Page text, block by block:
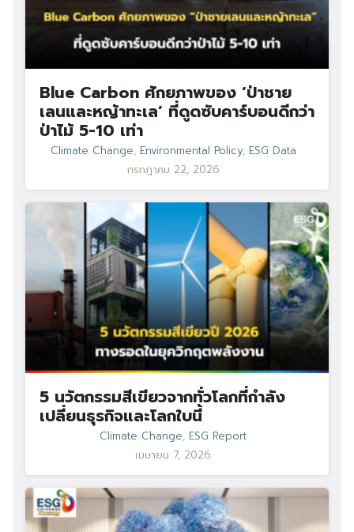
Blue Carbon ศักยภาพของ ‘ป่าชาย
เลนและหญ้าทะเล’ ที่ดูดซับคาร์บอนดีกว่า
ป่าไม้ 5-10 เท่า
Climate Change, Environmental Policy, ESG Data
กรกฎาคม 22, 2026
5 นวัตกรรมสีเขียวจากทั่วโลกที่กำลัง
เปลี่ยนธุรกิจและโลกใบนี้
Climate Change, ESG Report
เมษายน 7, 2026